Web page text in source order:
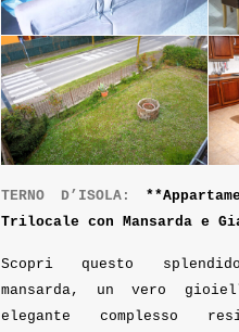
TERNO D’ISOLA:
Trilocale con Mansarda e
Scopri questo
mansarda, un vero
elegante complesso